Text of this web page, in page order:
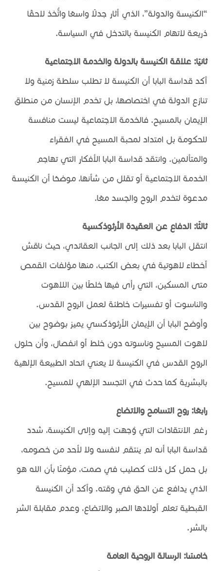
“الكنيسة والدولة”، الذي أثار جدلًا واسعًا واتُّخذ لاحقًا
ذريعة لاتهام الكنيسة بالتدخل في السياسة.
ثانيًا: علاقة الكنيسة بالدولة والخدمة الاجتماعية
أكد قداسة البابا أن الكنيسة لا تطلب سلطة زمنية ولا
تنازع الدولة في اختصاصها، بل تخدم الإنسان من منطلق
الإيمان بالمسيح. فالخدمة الاجتماعية ليست منافسة
للحكومة بل امتداد لمحبة المسيح في الفقراء
والمتألمين. وانتقد قداسة البابا الأفكار التي تهاجم
الخدمة الاجتماعية أو تقلل من شأنها، موضحًا أن الكنيسة
مدعوة لتخدم الروح والجسد معًا.
ثالثًا: الدفاع عن العقيدة الأرثوذكسية
انتقل البابا بعد ذلك إلى الجانب العقائدي، حيث ناقش
أخطاء لاهوتية في بعض الكتب، منها مؤلفات القمص
متى المسكين، التي رأى فيها خلطًا بين اللاهوت
والناسوت أو تفسيرات خاطئة لعمل الروح القدس.
وأوضح البابا أن الإيمان الأرثوذكسي يميز بوضوح بين
لاهوت المسيح وناسوته دون خلط أو انفصال، وأن حلول
الروح القدس في الكنيسة لا يعني اتحاد الطبيعة الإلهية
بالبشرية كما حدث في التجسد الإلهي للمسيح.
رابعًا: روح التسامح والاتضاع
رغم الانتقادات التي وُجهت إليه وإلى الكنيسة، شدد
قداسة البابا أنه لم ينتقم لنفسه ولا لأحد من خصومه،
بل حمل كل ذلك كصليب في صمت، مؤمنًا بأن الله هو
الذي يدافع عن الحق في وقته. وأكد أن الكنيسة
القبطية تعلم أولادها الصبر والاتضاع، وعدم مقابلة الشر
بالشر.
خامسًا: الرسالة الروحية العامة